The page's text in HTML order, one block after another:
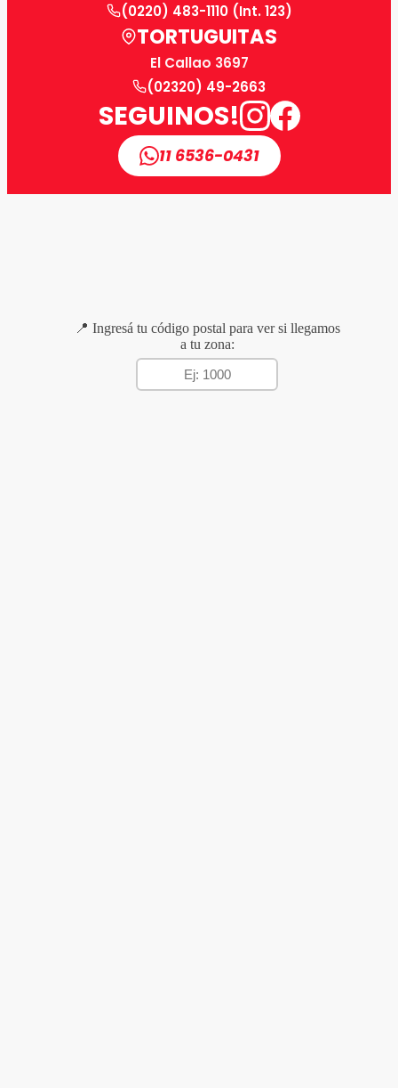
(0220) 483-1110 (Int. 123)
TORTUGUITAS
El Callao 3697
(02320) 49-2663
SEGUINOS!
11 6536-0431
📍 Ingresá tu código postal para ver si llegamos
a tu zona: